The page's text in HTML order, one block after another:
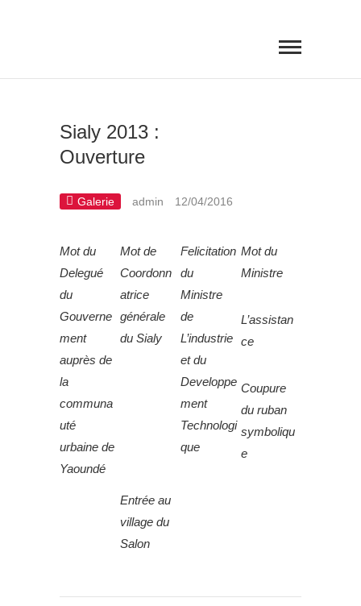
Sialy 2013 :
Ouverture
Galerie admin 12/04/2016
Mot du
Delegué
du
Gouverne
ment
auprès de
la
communa
uté
urbaine de
Yaoundé
Mot de
Coordonn
atrice
générale
du Sialy
Felicitation
du
Ministre
de
L’industrie
et du
Developpe
ment
Technologi
que
Mot du
Ministre
L’assistan
ce
Coupure
du ruban
symboliqu
e
Entrée au
village du
Salon